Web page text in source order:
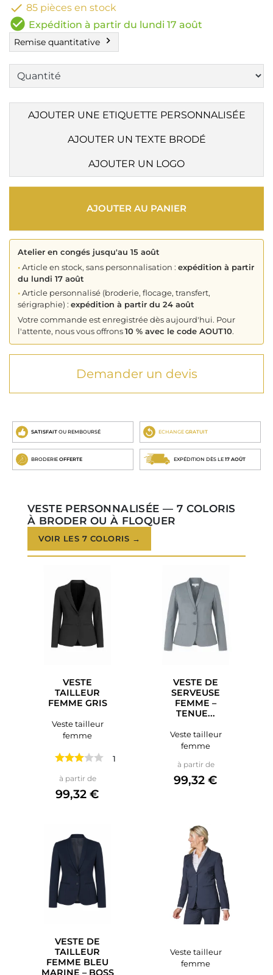
 85 pièces en stock
check_circle Expédition à partir du lundi 17 août
Remise quantitative chevron_right
AJOUTER UNE ETIQUETTE PERSONNALISÉE
AJOUTER UN TEXTE BRODÉ
AJOUTER UN LOGO
AJOUTER AU PANIER
Atelier en congés jusqu'au 15 août
•Article en stock, sans personnalisation : expédition à partir
du lundi 17 août
•Article personnalisé (broderie, flocage, transfert,
sérigraphie) : expédition à partir du 24 août
Votre commande est enregistrée dès aujourd'hui. Pour
l'attente, nous vous offrons10 % avec le code AOUT10.
Demander un devis
SATISFAIT OU REMBOURSÉ ECHANGE GRATUIT
BRODERIE OFFERTE EXPÉDITION DÈS LE 17 AOÛT
VESTE PERSONNALISÉE — 7 COLORIS
À BRODER OU À FLOQUER
VOIR LES 7 COLORIS →
VESTE
TAILLEUR
FEMME GRIS
Veste tailleur
femme
1 avis
à partir dePrix
99,32 €
VESTE DE
SERVEUSE
FEMME –
TENUE...
Veste tailleur
femme
à partir dePrix
99,32 €
VESTE DE
TAILLEUR
FEMME BLEU
MARINE – BOSS
Veste tailleur
femme